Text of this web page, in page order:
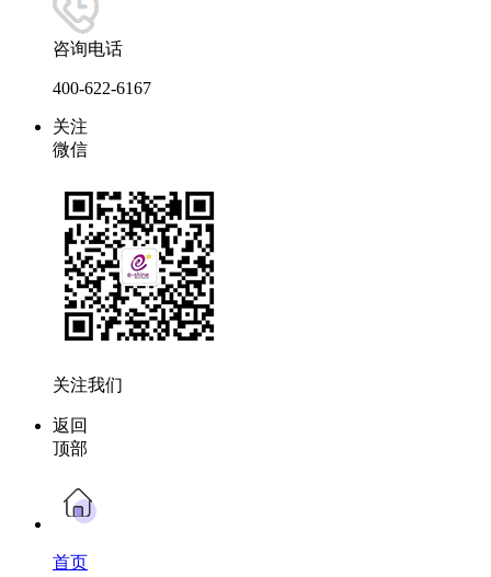
咨询电话
400-622-6167
关注
微信
关注我们
返回
顶部
首页